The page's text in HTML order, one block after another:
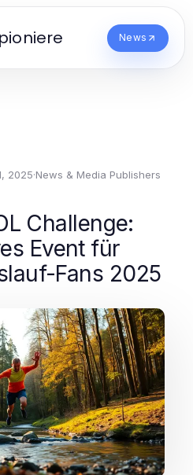
News
2025·News & Media Publishers
Challenge:
Event für
Fans 2025